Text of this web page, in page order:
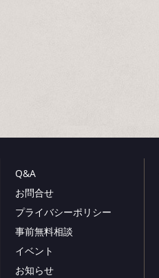
Q&A
お問合せ
プライバシーポリシー
事前無料相談
イベント
お知らせ